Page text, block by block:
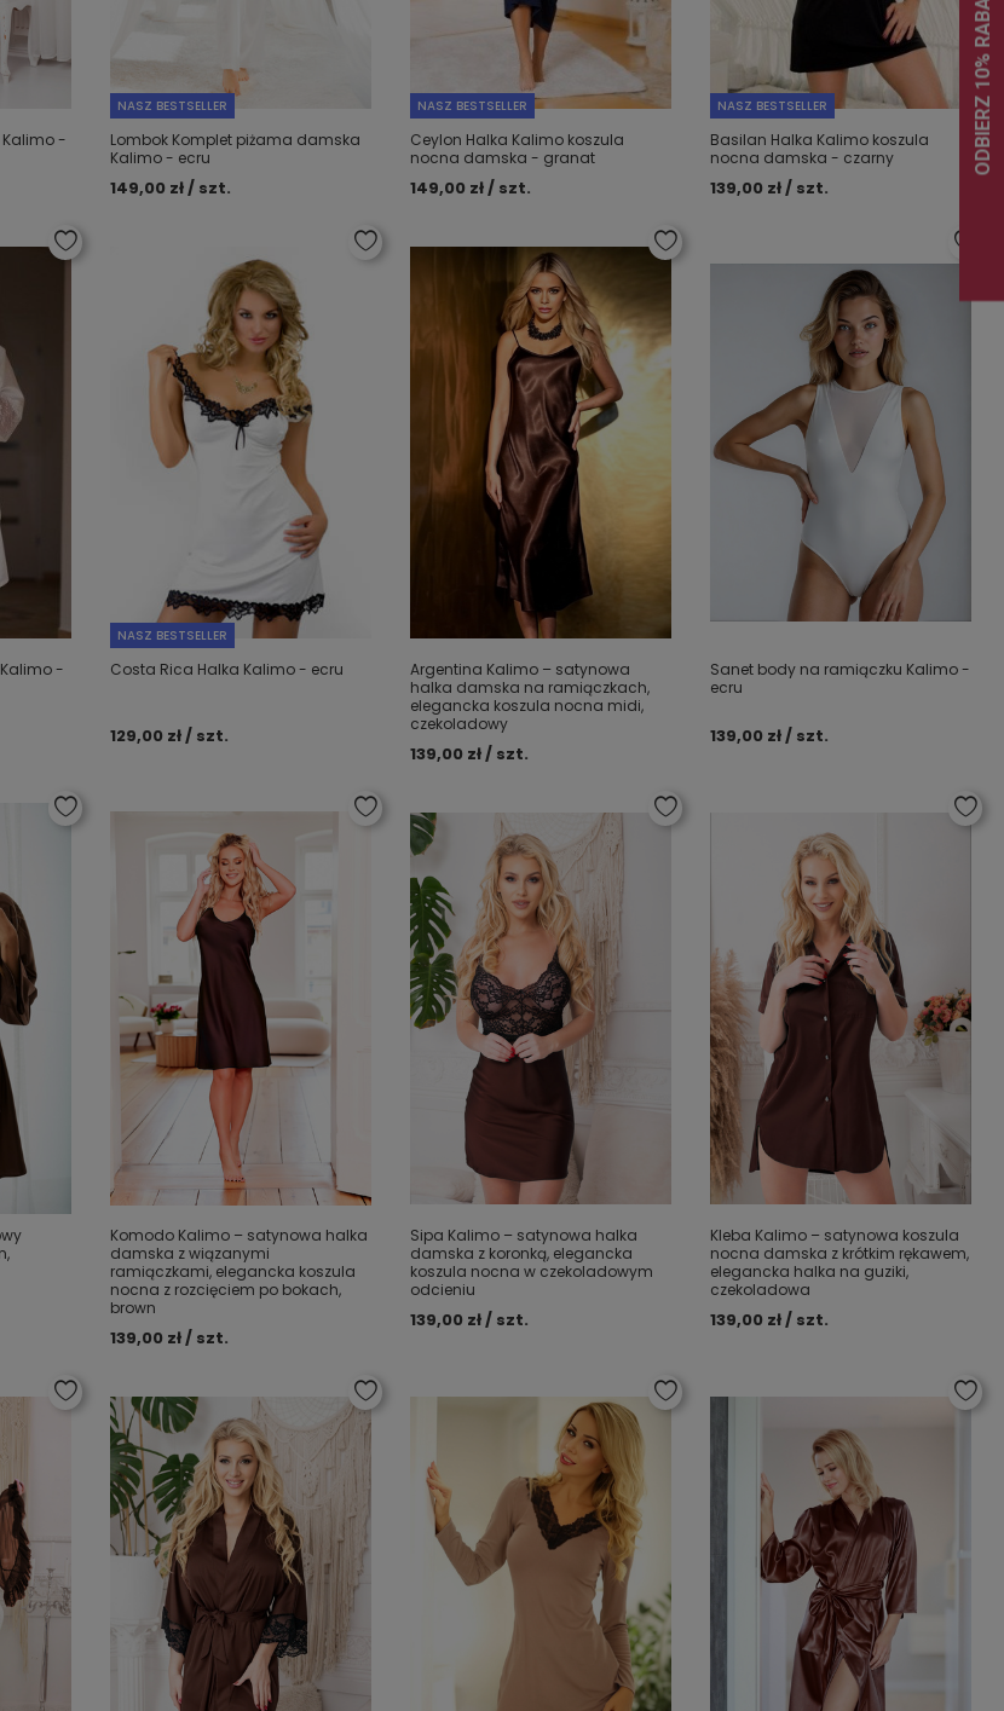
Kalimo -
NASZ BESTSELLER
Lombok Komplet piżama damska
Kalimo - ecru
149,00 zł / szt.
NASZ BESTSELLER
Ceylon Halka Kalimo koszula
nocna damska - granat
149,00 zł / szt.
NASZ BESTSELLER
Basilan Halka Kalimo koszula
nocna damska - czarny
139,00 zł / szt.
-
NASZ BESTSELLER
Costa Rica Halka Kalimo - ecru
129,00 zł / szt.
Argentina Kalimo – satynowa
halka damska na ramiączkach,
elegancka koszula nocna midi,
czekoladowy
139,00 zł / szt.
Sanet body na ramiączku Kalimo -
ecru
139,00 zł / szt.
Komodo Kalimo – satynowa halka
damska z wiązanymi
ramiączkami, elegancka koszula
nocna z rozcięciem po bokach,
brown
139,00 zł / szt.
Sipa Kalimo – satynowa halka
damska z koronką, elegancka
koszula nocna w czekoladowym
odcieniu
139,00 zł / szt.
Kleba Kalimo – satynowa koszula
nocna damska z krótkim rękawem,
elegancka halka na guziki,
czekoladowa
139,00 zł / szt.